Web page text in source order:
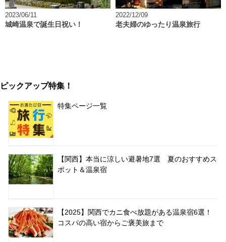
2023/06/11
城崎温泉で誕生日祝い！
2022/12/09
老夫婦のゆったり温泉旅行
ピックアップ特集！
特集ページ一覧
【関西】本当に涼しい避暑地7選 夏のおすすめス
ポット＆温泉宿
【2025】関西でカニ食べ放題がある温泉宿6選！
コスパの高い宿からご褒美旅まで